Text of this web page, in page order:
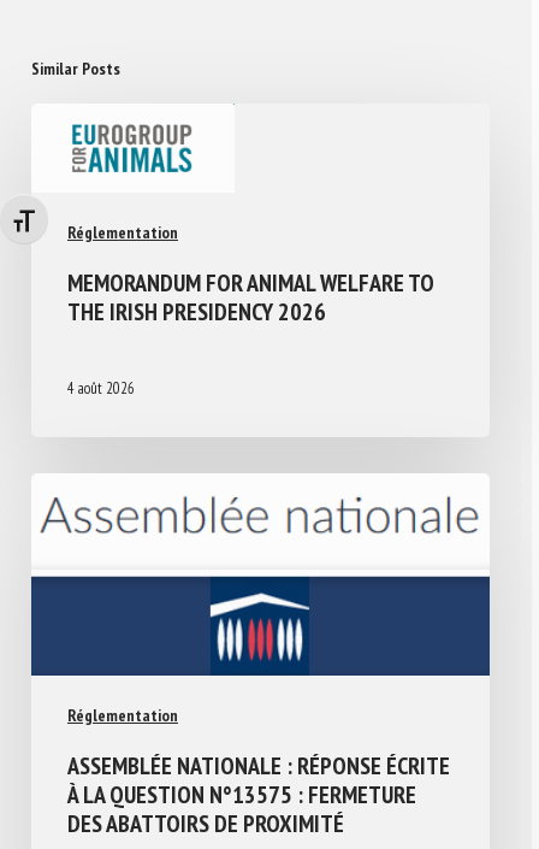
Changer la taille de la police
Similar Posts
Réglementation
MEMORANDUM FOR ANIMAL WELFARE TO
THE IRISH PRESIDENCY 2026
4 août 2026
Réglementation
ASSEMBLÉE NATIONALE : RÉPONSE ÉCRITE
À LA QUESTION N°13575 : FERMETURE
DES ABATTOIRS DE PROXIMITÉ